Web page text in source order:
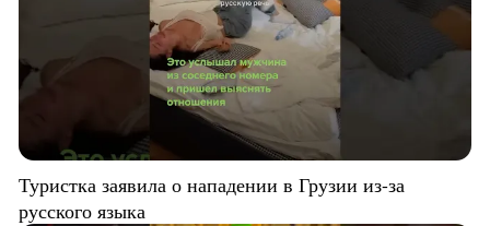
Туристка заявила о нападении в Грузии из-за
русского языка